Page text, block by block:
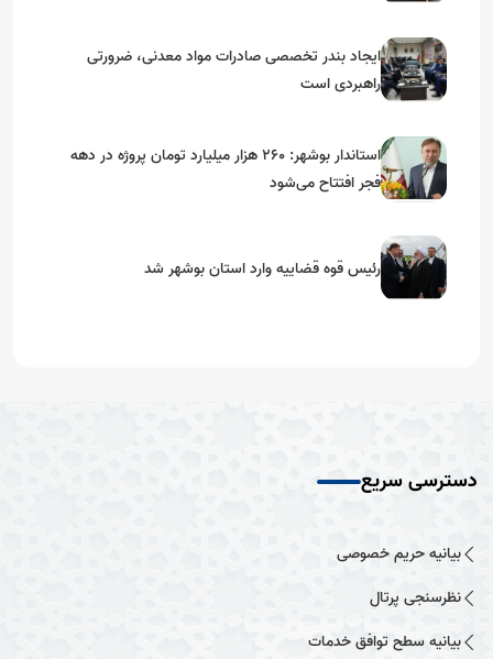
ایجاد بندر تخصصی صادرات مواد معدنی، ضرورتی
راهبردی است
استاندار بوشهر: ۲۶۰ هزار میلیارد تومان پروژه در دهه
فجر افتتاح می‌شود
رئیس قوه قضاییه وارد استان بوشهر شد
دسترسی سریع
بیانیه حریم خصوصی
نظرسنجی پرتال
بیانیه سطح توافق خدمات